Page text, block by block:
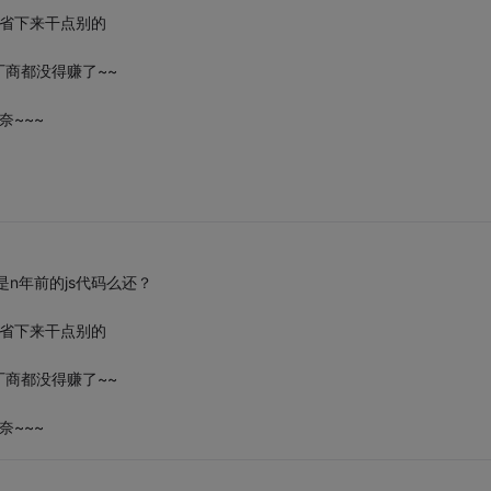
下来干点别的
商都没得赚了~~
~~~
n年前的js代码么还？
下来干点别的
商都没得赚了~~
~~~